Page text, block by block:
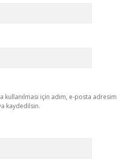
kullanılması için adım, e-posta adresim
kaydedilsin.